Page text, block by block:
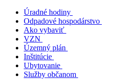
Úradné hodiny
Odpadové hospodárstvo
Ako vybaviť
VZN
Územný plán
Inštitúcie
Ubytovanie
Služby občanom